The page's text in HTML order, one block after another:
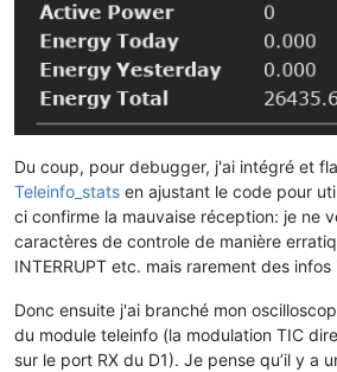
Du coup, pour debugger, j'ai intégré et
Teleinfo_stats en ajustant le code pour
ci confirme la mauvaise réception: je ne
caractères de controle de manière
INTERRUPT etc. mais rarement des
Donc ensuite j'ai branché mon
du module teleinfo (la modulation TIC
sur le port RX du D1). Je pense qu’il y a